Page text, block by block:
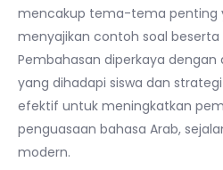
mencakup tema-tema penting
menyajikan contoh soal beserta
Pembahasan diperkaya
yang dihadapi siswa dan
efektif untuk meningkatkan
penguasaan bahasa Arab,
modern.